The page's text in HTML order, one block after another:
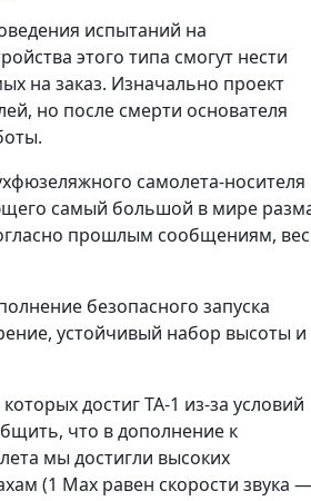
испытаний на
этого типа смогут нести
на заказ. Изначально проект
но после смерти основателя
самолета-носителя
самый большой в мире
прошлым сообщениям,
безопасного запуска
устойчивый набор высоты и
достиг ТА-1 из-за условий
что в дополнение к
мы достигли высоких
(1 Мах равен скорости звука —